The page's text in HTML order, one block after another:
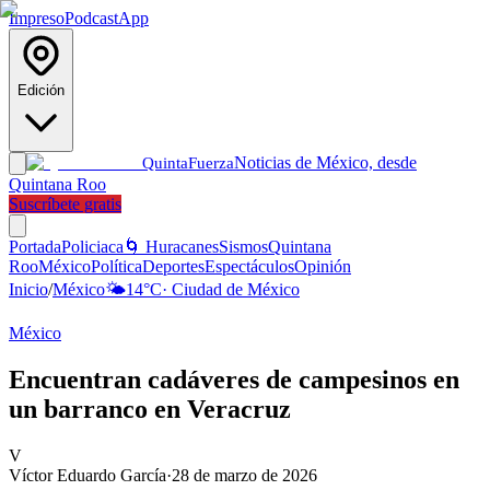
ImpresoPodcastApp
Edición
QuintaFuerzaNoticias de México, desde
Quintana Roo
Suscríbete gratis
PortadaPoliciaca 🌀 HuracanesSismosQuintana
RooMéxicoPolíticaDeportesEspectáculosOpinión
Inicio/México🌤️14°C· Ciudad de México
México
Encuentran cadáveres de campesinos en
un barranco en Veracruz
V
Víctor Eduardo García·28 de marzo de 2026